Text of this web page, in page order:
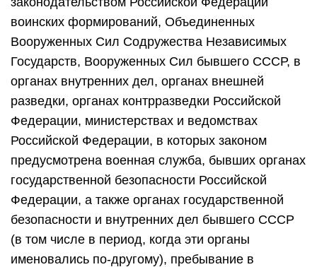
воинских формирований, Объединенных
Вооруженных Сил Содружества Независимых
Государств, Вооруженных Сил бывшего СССР, в
органах внутренних дел, органах внешней
разведки, органах контрразведки Российской
Федерации, министерствах и ведомствах
Российской Федерации, в которых законом
предусмотрена военная служба, бывших органах
государственной безопасности Российской
Федерации, а также органах государственной
безопасности и внутренних дел бывшего СССР
(в том числе в период, когда эти органы
именовались по-другому), пребывание в